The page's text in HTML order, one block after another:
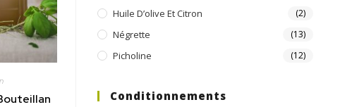
Huile D’olive Et Citron (2)
Négrette (13)
Picholine (12)
Conditionnements